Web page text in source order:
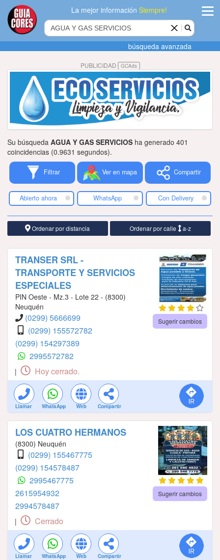
La mejor informaciónSiempre!
Agregar
empresa
Actualizar
Publicidad
Tiendacores
Contactenos
búsqueda avanzada
PUBLICIDAD GCAds
Su búsqueda AGUA Y GAS SERVICIOS ha generado 401
coincidencias (0.9631 segundos).
Filtrar Ver en mapa Compartir
Abierto ahora WhatsApp Con Delivery
Ordenar por distancia Ordenar por calle a-z
TRANSER SRL -
TRANSPORTE Y SERVICIOS
ESPECIALES
PIN Oeste - Mz.3 - Lote 22 - (8300)
Neuquén
(0299) 5666699
(0299) 155572782
(0299) 154297389
2995572782
Sugerir cambios
| Hoy cerrado.
Llamar WhatsApp Web Compartir
LOS CUATRO HERMANOS
(8300) Neuquén
(0299) 155467775
(0299) 154578487
2995467775
2615954932
2994578487
Sugerir cambios
| Cerrado
Llamar WhatsApp Web Compartir